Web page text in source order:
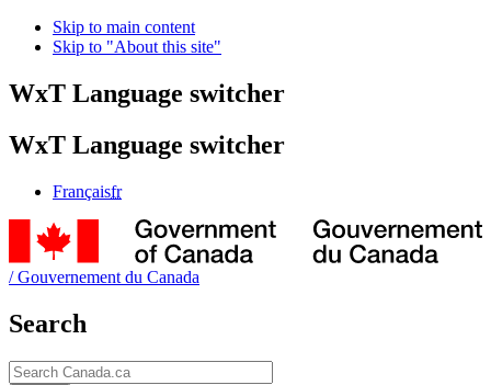
Skip to main content
Skip to "About this site"
WxT Language switcher
WxT Language switcher
Françaisfr
/Gouvernement du Canada
Search
Search